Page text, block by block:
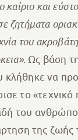
καίριο και
ζητήματα
του
Ως βάση
κλήθηκε να
το
του
της ζωής